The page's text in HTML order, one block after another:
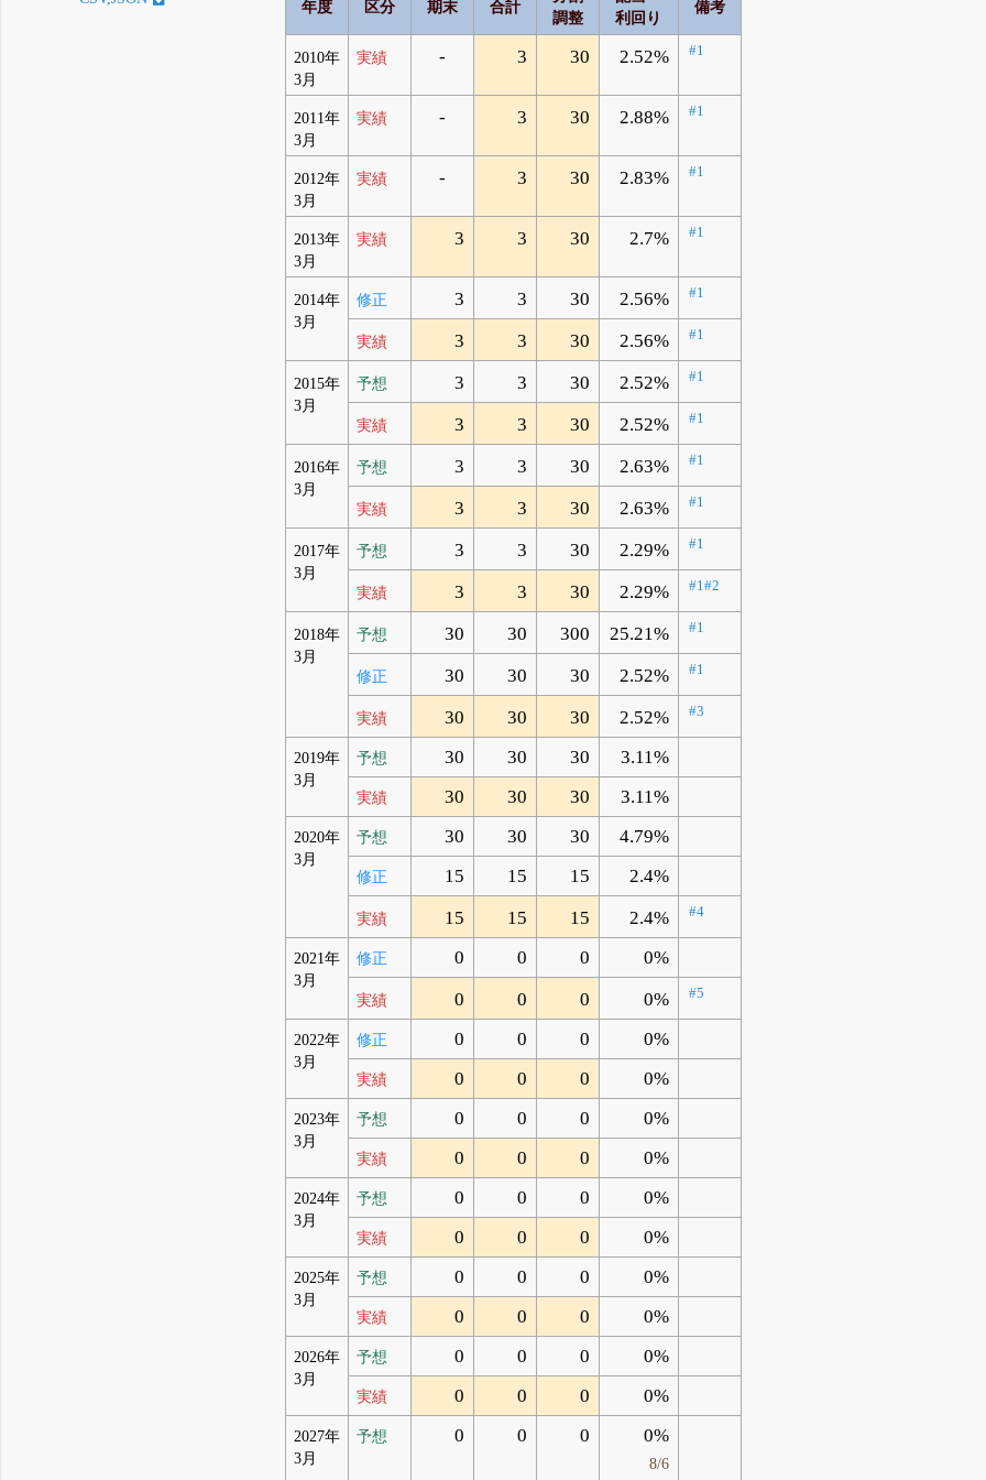
年度 区分 期末 合計
調整
利回り
備考
2010年
3月
実績 - 3 30 2.52% #1
2011年
3月
実績 - 3 30 2.88% #1
2012年
3月
実績 - 3 30 2.83% #1
2013年
3月
実績 3 3 30 2.7% #1
2014年
3月
修正 3 3 30 2.56% #1
実績 3 3 30 2.56% #1
2015年
3月
予想 3 3 30 2.52% #1
実績 3 3 30 2.52% #1
2016年
3月
予想 3 3 30 2.63% #1
実績 3 3 30 2.63% #1
2017年
3月
予想 3 3 30 2.29% #1
実績 3 3 30 2.29% #1#2
2018年
3月
予想 30 30 300 25.21% #1
修正 30 30 30 2.52% #1
実績 30 30 30 2.52% #3
2019年
3月
予想 30 30 30 3.11%
実績 30 30 30 3.11%
2020年
3月
予想 30 30 30 4.79%
修正 15 15 15 2.4%
実績 15 15 15 2.4% #4
2021年
3月
修正 0 0 0 0%
実績 0 0 0 0% #5
2022年
3月
修正 0 0 0 0%
実績 0 0 0 0%
2023年
3月
予想 0 0 0 0%
実績 0 0 0 0%
2024年
3月
予想 0 0 0 0%
実績 0 0 0 0%
2025年
3月
予想 0 0 0 0%
実績 0 0 0 0%
2026年
3月
予想 0 0 0 0%
実績 0 0 0 0%
2027年
3月
予想 0 0 0 0%
8/6